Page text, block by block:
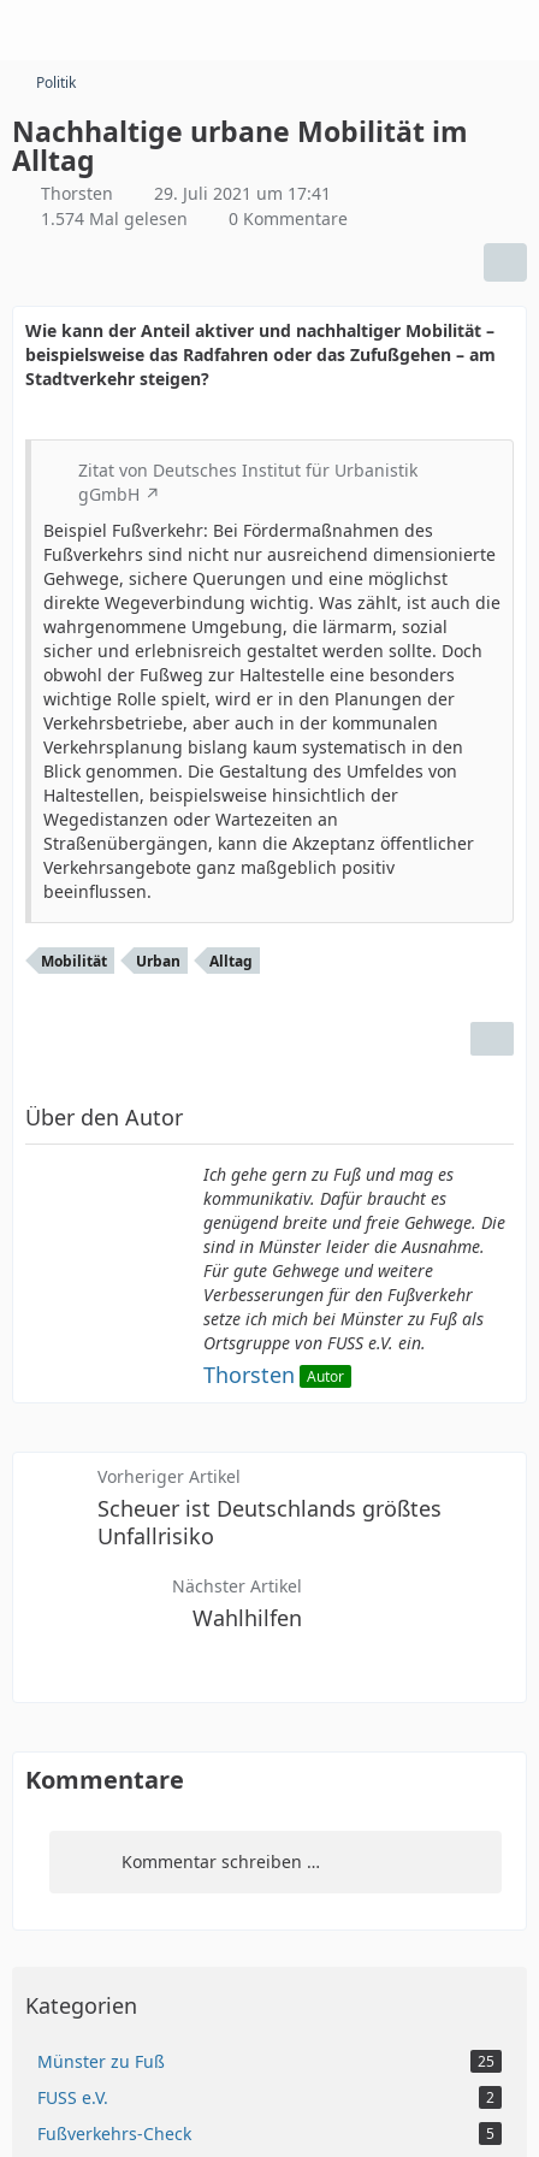
Politik
Nachhaltige urbane Mobilität im
Alltag
Thorsten
29. Juli 2021 um 17:41
1.574 Mal gelesen
0 Kommentare
Wie kann der Anteil aktiver und nachhaltiger Mobilität –
beispielsweise das Radfahren oder das Zufußgehen – am
Stadtverkehr steigen?
Zitat von Deutsches Institut für Urbanistik
gGmbH
Beispiel Fußverkehr: Bei Fördermaßnahmen des
Fußverkehrs sind nicht nur ausreichend dimensionierte
Gehwege, sichere Querungen und eine möglichst
direkte Wegeverbindung wichtig. Was zählt, ist auch die
wahrgenommene Umgebung, die lärmarm, sozial
sicher und erlebnisreich gestaltet werden sollte. Doch
obwohl der Fußweg zur Haltestelle eine besonders
wichtige Rolle spielt, wird er in den Planungen der
Verkehrsbetriebe, aber auch in der kommunalen
Verkehrsplanung bislang kaum systematisch in den
Blick genommen. Die Gestaltung des Umfeldes von
Haltestellen, beispielsweise hinsichtlich der
Wegedistanzen oder Wartezeiten an
Straßenübergängen, kann die Akzeptanz öffentlicher
Verkehrsangebote ganz maßgeblich positiv
beeinflussen.
Mobilität Urban Alltag
Über den Autor
Ich gehe gern zu Fuß und mag es
kommunikativ. Dafür braucht es
genügend breite und freie Gehwege. Die
sind in Münster leider die Ausnahme.
Für gute Gehwege und weitere
Verbesserungen für den Fußverkehr
setze ich mich bei Münster zu Fuß als
Ortsgruppe von FUSS e.V. ein.
Thorsten Autor
Vorheriger Artikel
Scheuer ist Deutschlands größtes
Unfallrisiko
Nächster Artikel
Wahlhilfen
Kommentare
Kommentar schreiben …
Kategorien
Münster zu Fuß 25
FUSS e.V. 2
Fußverkehrs-Check 5